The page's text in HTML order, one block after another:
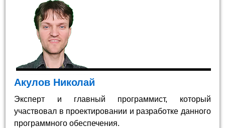
Акулов Николай
Эксперт и главный программист, который
участвовал в проектировании и разработке данного
программного обеспечения.